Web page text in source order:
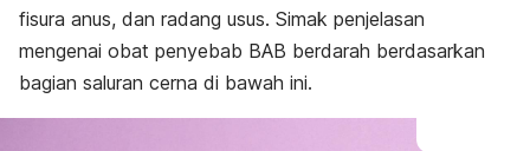
fisura anus, dan radang usus. Simak penjelasan
mengenai obat penyebab BAB berdarah berdasarkan
bagian saluran cerna di bawah ini.